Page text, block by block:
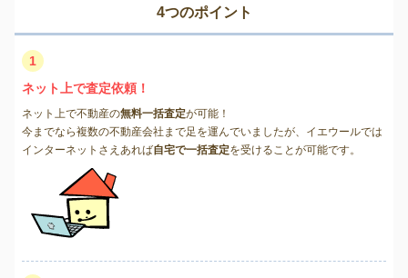
4つのポイント
1
ネット上で査定依頼！
ネット上で不動産の無料一括査定が可能！
今までなら複数の不動産会社まで足を運んでいましたが、イエウールでは
インターネットさえあれば自宅で一括査定を受けることが可能です。